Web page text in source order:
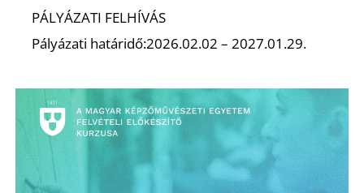
PÁLYÁZATI FELHÍVÁS
Pályázati határidő:2026.02.02 – 2027.01.29.